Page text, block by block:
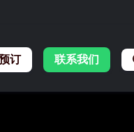
订 联系我们